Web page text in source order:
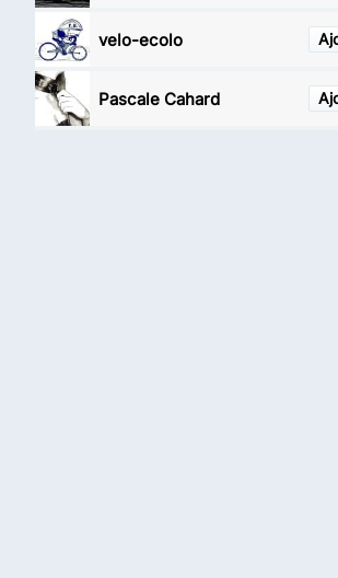
velo-ecolo
Pascale Cahard